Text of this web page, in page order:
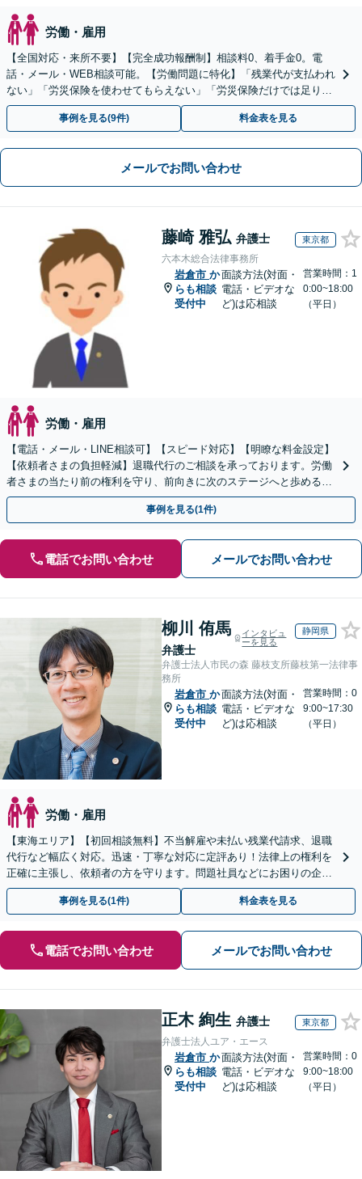
労働・雇用
【全国対応・来所不要】【完全成功報酬制】相談料0、着手金0。電
話・メール・WEB相談可能。【労働問題に特化】「残業代が支払われ
ない」「労災保険を使わせてもらえない」「労災保険だけでは足りな
い。損害賠償請求したい」など労働問題はお任せを。
事例を見る(9件) 料金表を見る
メールでお問い合わせ
藤崎 雅弘 弁護士 東京都
六本木総合法律事務所
岩倉市 か
らも相談
受付中
面談方法(対面・
電話・ビデオな
ど)は応相談
営業時間：1
0:00~18:00
（平日）
労働・雇用
【電話・メール・LINE相談可】【スピード対応】【明瞭な料金設定】
【依頼者さまの負担軽減】退職代行のご相談を承っております。労働
者さまの当たり前の権利を守り、前向きに次のステージへと歩めるよ
う全力でサポートいたします。
事例を見る(1件)
電話でお問い合わせ メールでお問い合わせ
柳川 侑馬
弁護士
インタビュ
ーを見る
静岡県
弁護士法人市民の森 藤枝支所藤枝第一法律事
務所
岩倉市 か
らも相談
受付中
面談方法(対面・
電話・ビデオな
ど)は応相談
営業時間：0
9:00~17:30
（平日）
労働・雇用
【東海エリア】【初回相談無料】不当解雇や未払い残業代請求、退職
代行など幅広く対応。迅速・丁寧な対応に定評あり！法律上の権利を
正確に主張し、依頼者の方を守ります。問題社員などにお困りの企業
さまもぜひご相談ください【電話相談可】【法テラス可】
事例を見る(1件) 料金表を見る
電話でお問い合わせ メールでお問い合わせ
正木 絢生 弁護士 東京都
弁護士法人ユア・エース
岩倉市 か
らも相談
受付中
面談方法(対面・
電話・ビデオな
ど)は応相談
営業時間：0
9:00~18:00
（平日）